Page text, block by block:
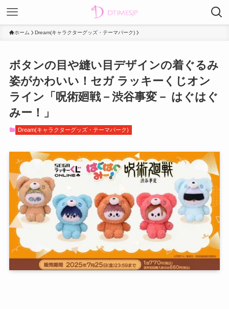
ホーム Dream(キャラクターグッズ・テーマパーク)
ボタンの目や縫い目デザインの着ぐるみ
姿がかわいい！セガ ラッキーくじオン
ライン「呪術廻戦－渋谷事変－ はぐはぐ
みー！」
Dream(キャラクターグッズ・テーマパーク)